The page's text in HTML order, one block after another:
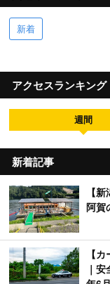
新着
アクセスランキング
週間
新着記事
【
阿賀
【
｜